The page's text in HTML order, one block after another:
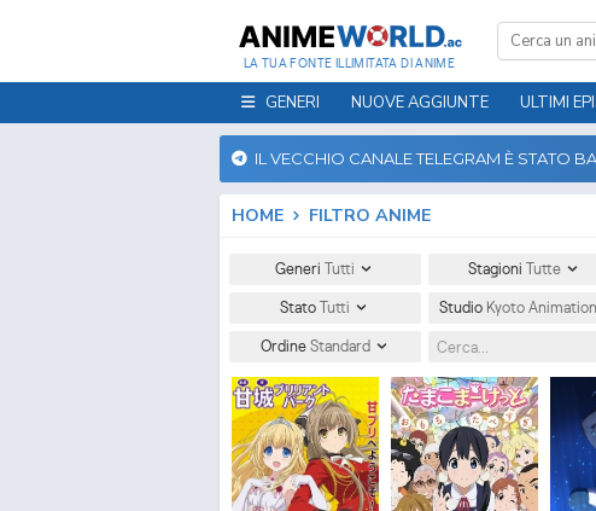
LA TUA FONTE ILLIMITATA DI ANIME
GENERI NUOVE AGGIUNTE ULTIMI
IL VECCHIO CANALE TELEGRAM È STATO
HOME FILTRO ANIME
GeneriTutti Stagioni Tutte
StatoTutti Studio Kyoto Animation
Ordine Standard